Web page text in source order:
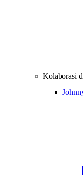
Kolaborasi